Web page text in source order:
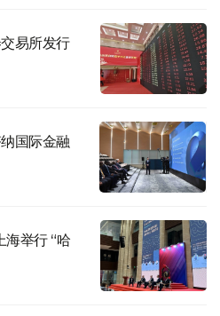
易所发行
国际金融
海举行 “哈